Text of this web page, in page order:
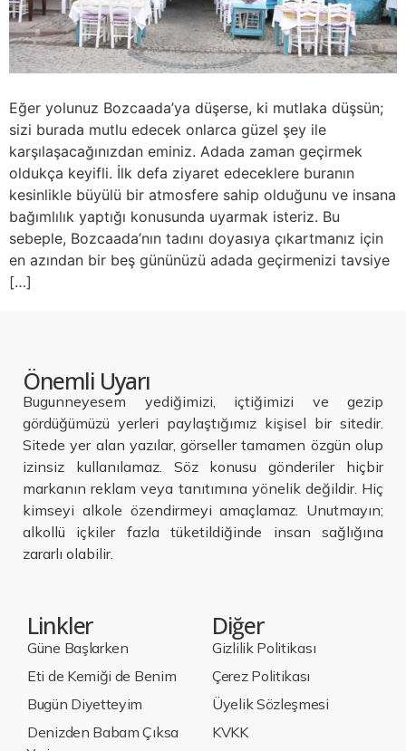
Eğer yolunuz Bozcaada’ya düşerse, ki mutlaka düşsün;
sizi burada mutlu edecek onlarca güzel şey ile
karşılaşacağınızdan eminiz. Adada zaman geçirmek
oldukça keyifli. İlk defa ziyaret edeceklere buranın
kesinlikle büyülü bir atmosfere sahip olduğunu ve insana
bağımlılık yaptığı konusunda uyarmak isteriz. Bu
sebeple, Bozcaada’nın tadını doyasıya çıkartmanız için
en azından bir beş gününüzü adada geçirmenizi tavsiye
[…]
Önemli Uyarı
Bugunneyesem yediğimizi, içtiğimizi ve gezip
gördüğümüzü yerleri paylaştığımız kişisel bir sitedir.
Sitede yer alan yazılar, görseller tamamen özgün olup
izinsiz kullanılamaz. Söz konusu gönderiler hiçbir
markanın reklam veya tanıtımına yönelik değildir. Hiç
kimseyi alkole özendirmeyi amaçlamaz. Unutmayın;
alkollü içkiler fazla tüketildiğinde insan sağlığına
zararlı olabilir.
Linkler
Güne Başlarken
Eti de Kemiği de Benim
Bugün Diyetteyim
Denizden Babam Çıksa
Diğer
Gizlilik Politikası
Çerez Politikası
Üyelik Sözleşmesi
KVKK